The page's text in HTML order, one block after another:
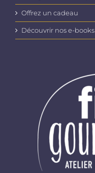
Offrez un cadeau
Découvrir nos e-books